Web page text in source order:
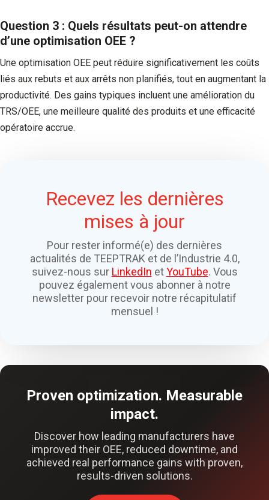
Question 3 : Quels résultats peut-on attendre
d’une optimisation OEE ?
Une optimisation OEE peut réduire significativement les coûts
liés aux rebuts et aux arrêts non planifiés, tout en augmentant la
productivité. Des gains typiques incluent une amélioration du
TRS/OEE, une meilleure qualité des produits et une efficacité
opératoire accrue.
Recevez les dernières
mises à jour
Pour rester informé(e) des dernières
actualités de TEEPTRAK et de l’Industrie 4.0,
suivez-nous sur LinkedIn etYouTube. Vous
pouvez également vous abonner à notre
newsletter pour recevoir notre récapitulatif
mensuel !
Proven optimization. Measurable
impact.
Discover how leading manufacturers have
improved their OEE, reduced downtime, and
achieved real performance gains with proven,
results-driven solutions.